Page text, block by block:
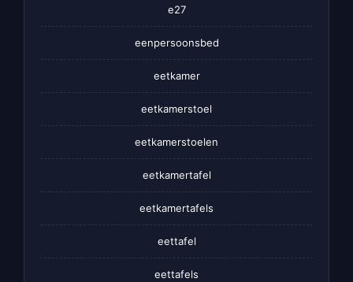
e27
eenpersoonsbed
eetkamer
eetkamerstoel
eetkamerstoelen
eetkamertafel
eetkamertafels
eettafel
eettafels